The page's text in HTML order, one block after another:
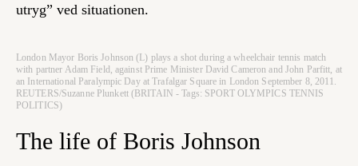
utryg” ved situationen.
London Mayor Boris Johnson (L) plays a shot during a wheelchair tennis match
with partner Adam Field, against Prime Minister David Cameron and John Parfitt, at
an International Paralympic Day at Trafalgar Square in London September 8, 2011.
REUTERS/Suzanne Plunkett (BRITAIN - Tags: SPORT OLYMPICS TENNIS
POLITICS)
The life of Boris Johnson